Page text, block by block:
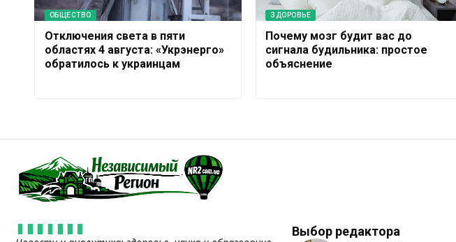
ОБЩЕСТВО
Отключения света в пяти
областях 4 августа: «Укрэнерго»
обратилось к украинцам
ЗДОРОВЬЕ
Почему мозг будит вас до
сигнала будильника: простое
объяснение
Выбор редактора